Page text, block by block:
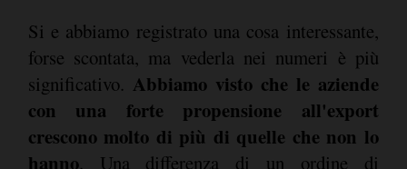
Si e abbiamo registrato una cosa interessante,
forse scontata, ma vederla nei numeri è più
significativo. Abbiamo visto che le aziende
con una forte propensione all'export
crescono molto di più di quelle che non lo
hanno. Una differenza di un ordine di